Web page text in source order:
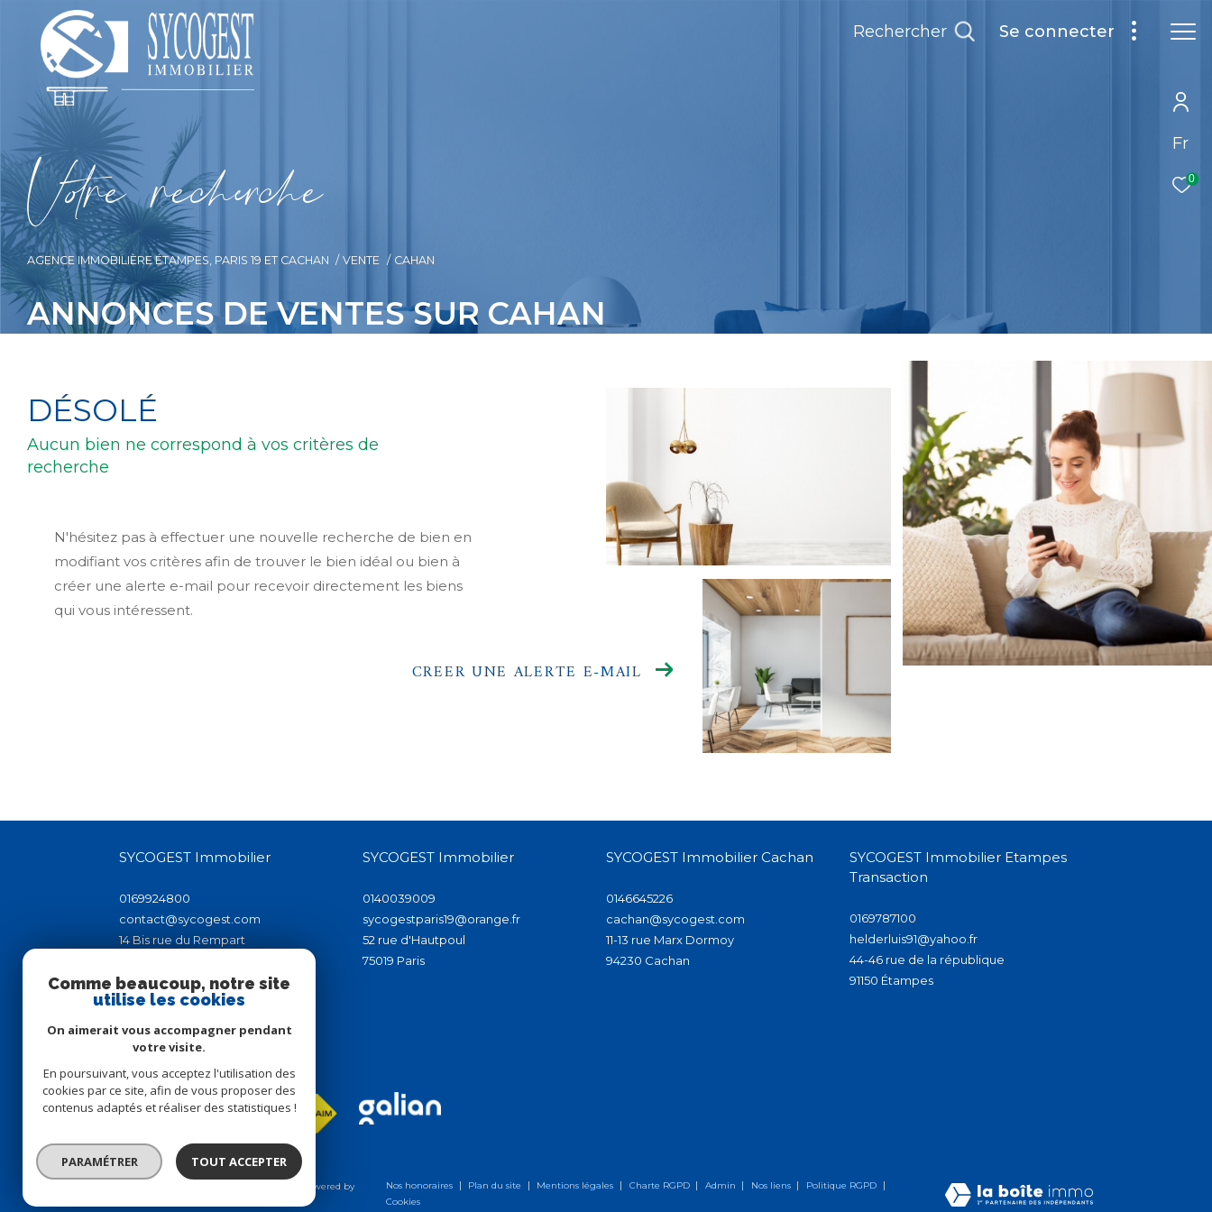
Fr
0
rechercher se connecter
Vore recece
AGENCE IMMOBILIÈRE ÉTAMPES, PARIS 19 ET CACHAN VENTE CAHAN
ANNONCES DE VENTES SUR CAHAN
DÉSOLÉ
Aucun bien ne correspond à vos critères de
recherche
N'hésitez pas à effectuer une nouvelle recherche de bien en
modifiant vos critères afin de trouver le bien idéal ou bien à
créer une alerte e-mail pour recevoir directement les biens
qui vous intéressent.
CREER UNE ALERTE E-MAIL
SYCOGEST Immobilier
0169924800
contact@sycogest.com
14 Bis rue du Rempart
SYCOGEST Immobilier
0140039009
sycogestparis19@orange.fr
52 rue d'Hautpoul
75019
paris
SYCOGEST Immobilier Cachan
0146645226
cachan@sycogest.com
11-13 rue Marx Dormoy
94230
cachan
SYCOGEST Immobilier Etampes
Transaction
0169787100
helderluis91@yahoo.fr
44-46 rue de la république
91150
étampes
Adhérents
© 2026 | Tous droits réservés | Traduction powered by
Nos honoraires Plan du site Mentions légales Charte RGPD Admin Nos liens
Politique RGPD
Cookies
Comme beaucoup, notre site
utilise les cookies
On aimerait vous accompagner pendant
votre visite.
En poursuivant, vous acceptez l'utilisation des
cookies par ce site, afin de vous proposer des
contenus adaptés et réaliser des statistiques !
PARAMÉTRER TOUT ACCEPTER